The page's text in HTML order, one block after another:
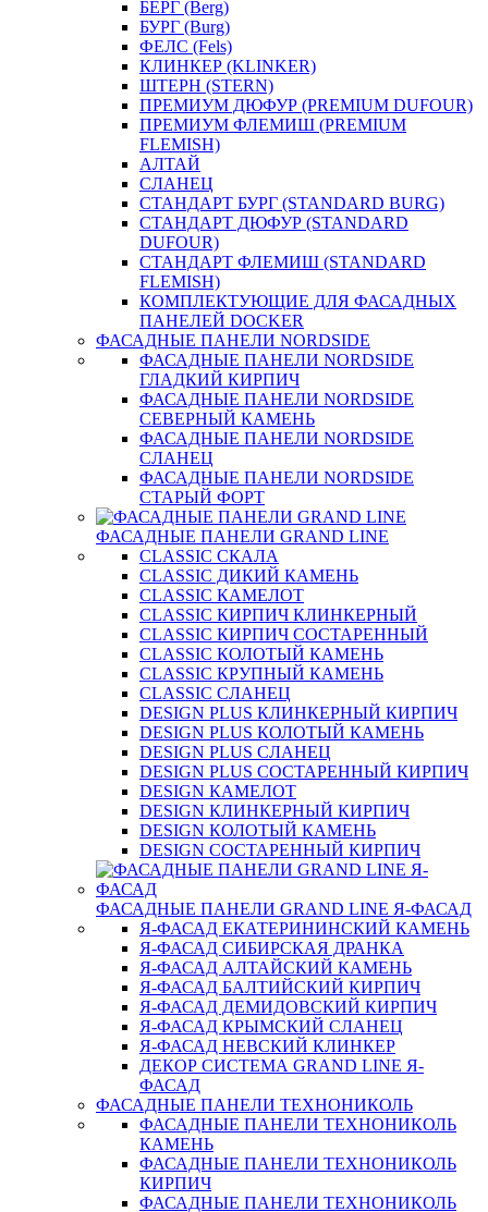
БЕРГ (Berg)
БУРГ (Burg)
ФЕЛС (Fels)
КЛИНКЕР (KLINKER)
ШТЕРН (STERN)
ПРЕМИУМ ДЮФУР (PREMIUM DUFOUR)
ПРЕМИУМ ФЛЕМИШ (PREMIUM
FLEMISH)
АЛТАЙ
СЛАНЕЦ
СТАНДАРТ БУРГ (STANDARD BURG)
СТАНДАРТ ДЮФУР (STANDARD
DUFOUR)
СТАНДАРТ ФЛЕМИШ (STANDARD
FLEMISH)
КОМПЛЕКТУЮЩИЕ ДЛЯ ФАСАДНЫХ
ПАНЕЛЕЙ DOCKER
ФАСАДНЫЕ ПАНЕЛИ NORDSIDE
ФАСАДНЫЕ ПАНЕЛИ NORDSIDE
ГЛАДКИЙ КИРПИЧ
ФАСАДНЫЕ ПАНЕЛИ NORDSIDE
СЕВЕРНЫЙ КАМЕНЬ
ФАСАДНЫЕ ПАНЕЛИ NORDSIDE
СЛАНЕЦ
ФАСАДНЫЕ ПАНЕЛИ NORDSIDE
СТАРЫЙ ФОРТ
ФАСАДНЫЕ ПАНЕЛИ GRAND LINE
CLASSIC СКАЛА
CLASSIC ДИКИЙ КАМЕНЬ
CLASSIC КАМЕЛОТ
CLASSIC КИРПИЧ КЛИНКЕРНЫЙ
CLASSIC КИРПИЧ СОСТАРЕННЫЙ
CLASSIC КОЛОТЫЙ КАМЕНЬ
CLASSIC КРУПНЫЙ КАМЕНЬ
CLASSIC СЛАНЕЦ
DESIGN PLUS КЛИНКЕРНЫЙ КИРПИЧ
DESIGN PLUS КОЛОТЫЙ КАМЕНЬ
DESIGN PLUS СЛАНЕЦ
DESIGN PLUS СОСТАРЕННЫЙ КИРПИЧ
DESIGN КАМЕЛОТ
DESIGN КЛИНКЕРНЫЙ КИРПИЧ
DESIGN КОЛОТЫЙ КАМЕНЬ
DESIGN СОСТАРЕННЫЙ КИРПИЧ
ФАСАДНЫЕ ПАНЕЛИ GRAND LINE Я-ФАСАД
Я-ФАСАД ЕКАТЕРИНИНСКИЙ КАМЕНЬ
Я-ФАСАД СИБИРСКАЯ ДРАНКА
Я-ФАСАД АЛТАЙСКИЙ КАМЕНЬ
Я-ФАСАД БАЛТИЙСКИЙ КИРПИЧ
Я-ФАСАД ДЕМИДОВСКИЙ КИРПИЧ
Я-ФАСАД КРЫМСКИЙ СЛАНЕЦ
Я-ФАСАД НЕВСКИЙ КЛИНКЕР
ДЕКОР СИСТЕМА GRAND LINE Я-
ФАСАД
ФАСАДНЫЕ ПАНЕЛИ ТЕХНОНИКОЛЬ
ФАСАДНЫЕ ПАНЕЛИ ТЕХНОНИКОЛЬ
КАМЕНЬ
ФАСАДНЫЕ ПАНЕЛИ ТЕХНОНИКОЛЬ
КИРПИЧ
ФАСАДНЫЕ ПАНЕЛИ ТЕХНОНИКОЛЬ